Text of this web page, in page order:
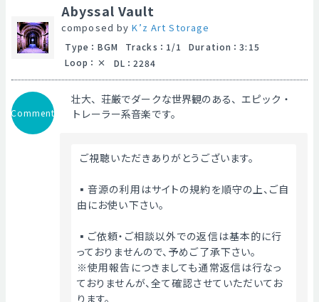
Abyssal Vault
composed byK’z Art Storage
Type ： BGM Tracks ： 1/1 Duration ： 3:15
Loop ： DL ： 2284
Comment
壮大、荘厳でダークな世界観のある、エピック・
トレーラー系音楽です。
ご視聴いただきありがとうございます。
▪️音源の利用はサイトの規約を順守の上、ご自
由にお使い下さい。
▪️ご依頼・ご相談以外での返信は基本的に行
っておりませんので、予めご了承下さい。
※使用報告につきましても通常返信は行なっ
ておりませんが、全て確認させていただいてお
ります。